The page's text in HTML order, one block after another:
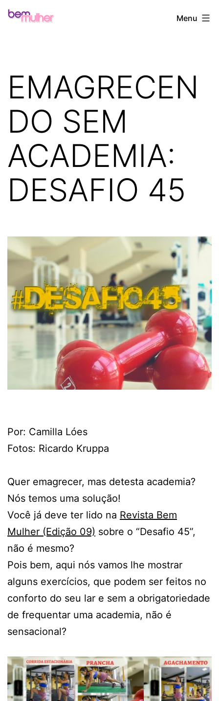
Pular
Bem
Menu
EMAGRECEN
DO SEM
ACADEMIA:
DESAFIO 45
Por: Camilla Lóes
Fotos: Ricardo Kruppa
Quer emagrecer, mas detesta academia?
Nós temos uma solução!
Você já deve ter lido na Revista Bem
Mulher (Edição 09) sobre o “Desafio 45”,
não é mesmo?
Pois bem, aqui nós vamos lhe mostrar
alguns exercícios, que podem ser feitos no
conforto do seu lar e sem a obrigatoriedade
de frequentar uma academia, não é
sensacional?